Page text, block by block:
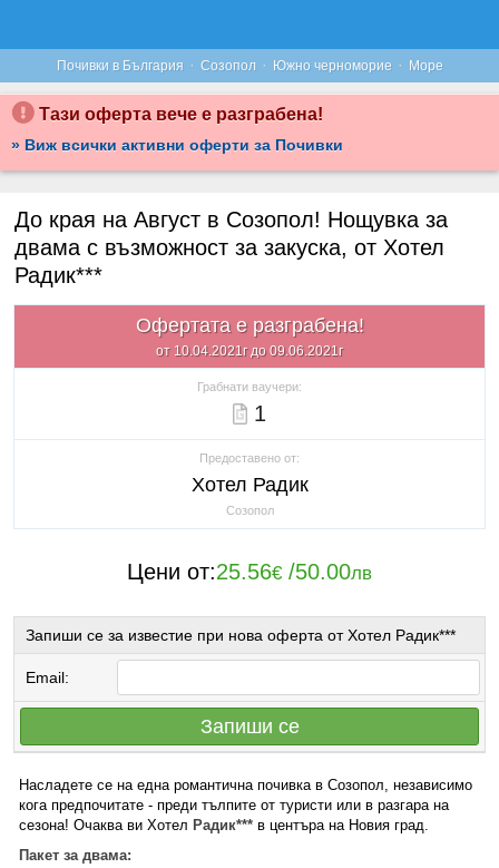
Почивки в България · Созопол · Южно черноморие · Море
Тази оферта вече е разграбена!
» Виж всички активни оферти за Почивки
До края на Август в Созопол! Нощувка за
двама с възможност за закуска, от Хотел
Радик***
Офертата е разграбена!
от 10.04.2021г до 09.06.2021г
Грабнати ваучери:
1
Предоставено от:
Хотел Радик
Созопол
Цени от:25.56€ /50.00лв
Запиши се за известие при нова оферта от Хотел Радик***
Email:
Запиши се
Насладете се на една романтична почивка в Созопол, независимо
кога предпочитате - преди тълпите от туристи или в разгара на
сезона! Очаква ви Хотел Радик*** в центъра на Новия град.
Пакет за двама: